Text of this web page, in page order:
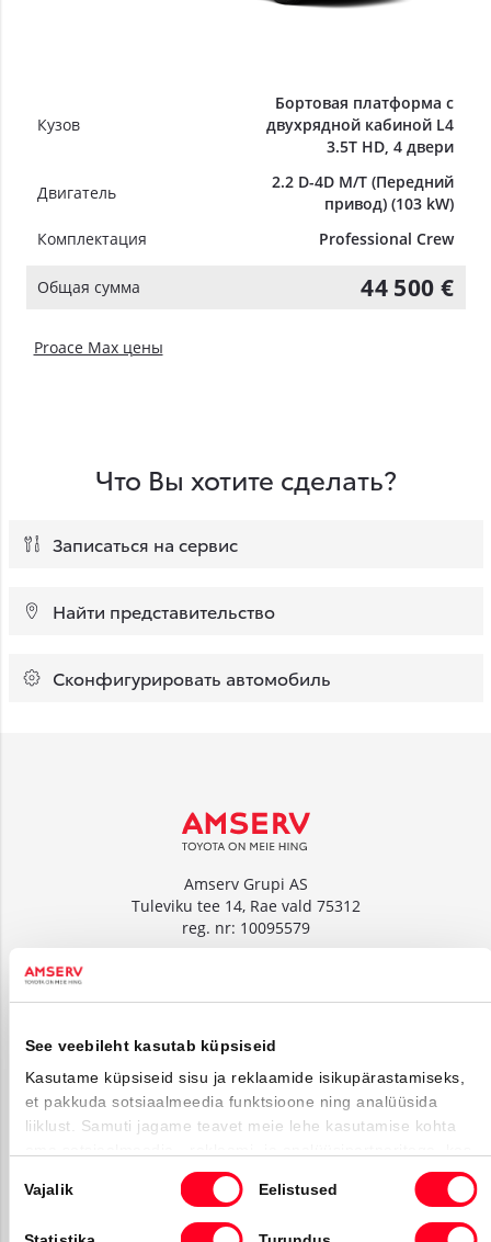
See veebileht kasutab küpsiseid
Kasutame küpsiseid sisu ja reklaamide isikupärastamiseks,
et pakkuda sotsiaalmeedia funktsioone ning analüüsida
liiklust. Samuti jagame teavet meie lehe kasutamise kohta
võivad seda kombineerida muu teabega, mille olete neile
esitanud või mida nad on kogunud kui olete nende
valik
Vajalik Eelistused
Кузов
Бортовая платформа с
двухрядной кабиной L4
3.5T HD, 4 двери
Двигатель
2.2 D-4D M/T (Передний
привод) (103 kW)
Комплектация
Professional Crew
Общая сумма 44 500 €
Proace Max цены
Что Вы хотите сделать?
Записаться на сервис
Найти представительство
Сконфигурировать автомобиль
Amserv Grupi AS
Tuleviku tee 14, Rae vald 75312
reg. nr: 10095579
reg. nr: 10000018
www.amservauto.ee
О нас